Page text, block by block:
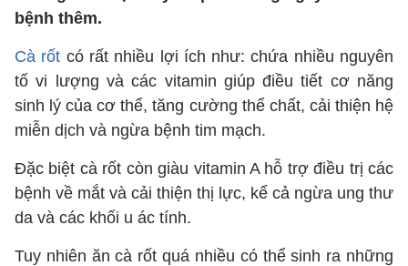
bệnh thêm.
Cà rốt có rất nhiều lợi ích như: chứa nhiều nguyên
tố vi lượng và các vitamin giúp điều tiết cơ năng
sinh lý của cơ thể, tăng cường thể chất, cải thiện hệ
miễn dịch và ngừa bệnh tim mạch.
Đặc biệt cà rốt còn giàu vitamin A hỗ trợ điều trị các
bệnh về mắt và cải thiện thị lực, kể cả ngừa ung thư
da và các khối u ác tính.
Tuy nhiên ăn cà rốt quá nhiều có thể sinh ra những